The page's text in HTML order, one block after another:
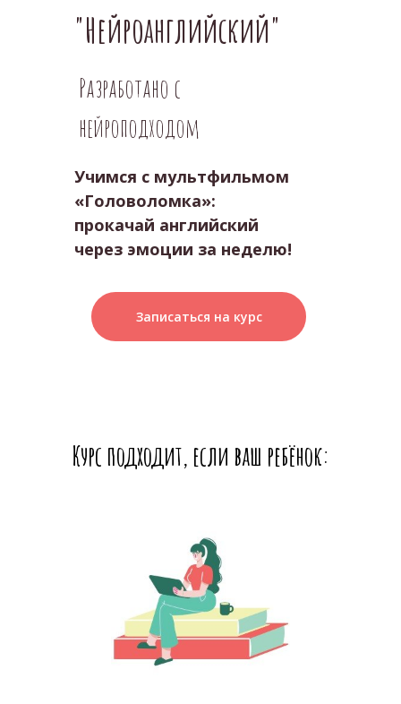
"Нейроанглийский"
Записаться на курс
Учимся с мультфильмом
«Головоломка»:
прокачай английский
через эмоции за неделю!
Разработано с
нейроподходом
Курс подходит, если ваш ребёнок: